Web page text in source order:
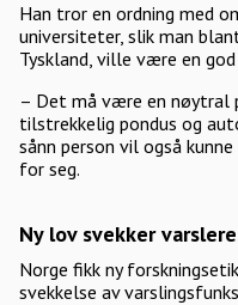
Han tror en ordning med
universiteter, slik man
Tyskland, ville være en
– Det må være en nøytral
tilstrekkelig pondus og
sånn person vil også
for seg.
Ny lov svekker
Norge fikk ny
svekkelse av